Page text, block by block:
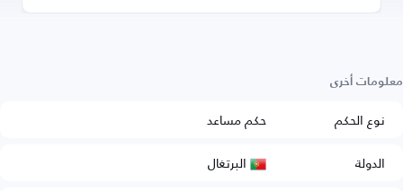
معلومات أخرى
نوع الحكم
حكم مساعد
الدولة
البرتغال